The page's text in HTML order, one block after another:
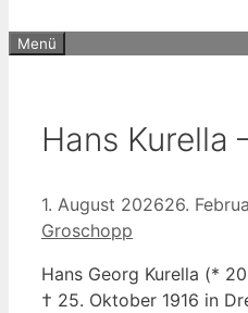
Menü
Hans Kurella
1. August 202626.
Groschopp
Hans Georg Kurel­la (*
† 25. Okto­ber 1916 in